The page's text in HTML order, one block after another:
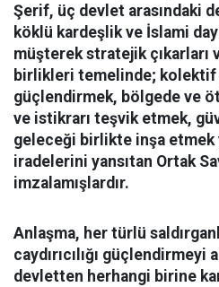
Şerif, üç devlet arasındaki
köklü kardeşlik ve İslami
müşterek stratejik çıkarları
birlikleri temelinde; kolektif
güçlendirmek, bölgede ve
ve istikrarı teşvik etmek,
geleceği birlikte inşa
iradelerini yansıtan Ortak
imzalamışlardır.
Anlaşma, her türlü
caydırıcılığı güçlendirmeyi
devletten herhangi birine